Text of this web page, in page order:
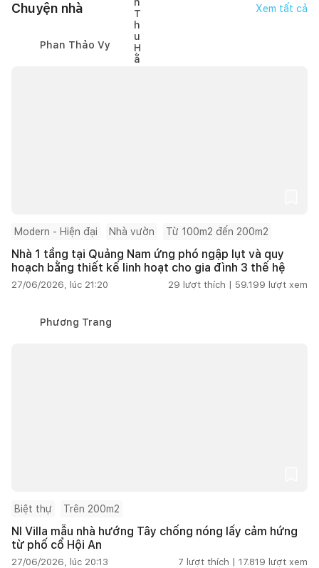
Chuyện nhà Xem tất cả
Phan Thảo Vy
Modern - Hiện đại Nhà vườn Từ 100m2 đến 200m2
Nhà 1 tầng tại Quảng Nam ứng phó ngập lụt và quy
hoạch bằng thiết kế linh hoạt cho gia đình 3 thế hệ
27/06/2026, lúc 21:20 29 lượt thích | 59.199 lượt xem
Phương Trang
Biệt thự Trên 200m2
NI Villa mẫu nhà hướng Tây chống nóng lấy cảm hứng
từ phố cổ Hội An
27/06/2026, lúc 20:13 7 lượt thích | 17.819 lượt xem